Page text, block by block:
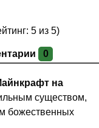
0
5 из 5)
на
существом,
божественных